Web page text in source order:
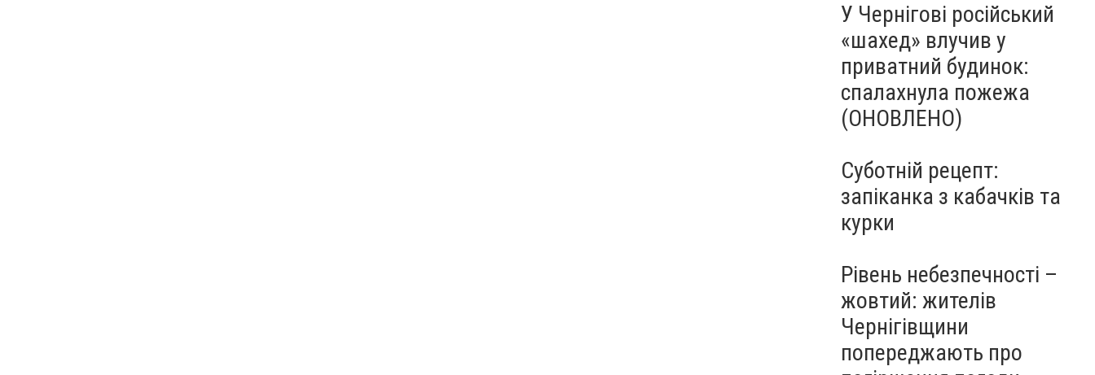
У Чернігові російський
«шахед» влучив у
приватний будинок:
спалахнула пожежа
(ОНОВЛЕНО)
Суботній рецепт:
запіканка з кабачків та
курки
Рівень небезпечності –
жовтий: жителів
Чернігівщини
попереджають про